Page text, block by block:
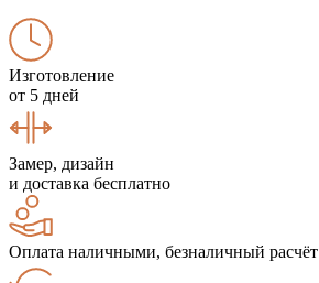
Изготовление
от 5 дней
Замер, дизайн
и доставка бесплатно
Оплата наличными, безналичный расчёт